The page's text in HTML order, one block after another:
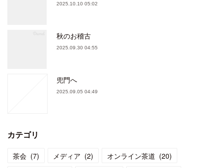
2025.10.10 05:02
秋のお稽古
2025.09.30 04:55
兜門へ
2025.09.05 04:49
カテゴリ
茶会 (7) メディア (2) オンライン茶道 (20)